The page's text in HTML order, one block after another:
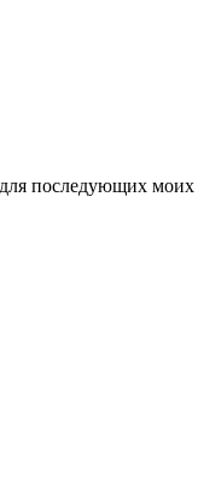
последующих